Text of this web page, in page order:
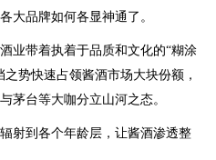
大品牌如何各显神通了。
业带着执着于品质和文化的“糊涂
势快速占领酱酒市场大块份额，
茅台等大咖分立山河之态。
射到各个年龄层，让酱酒渗透整